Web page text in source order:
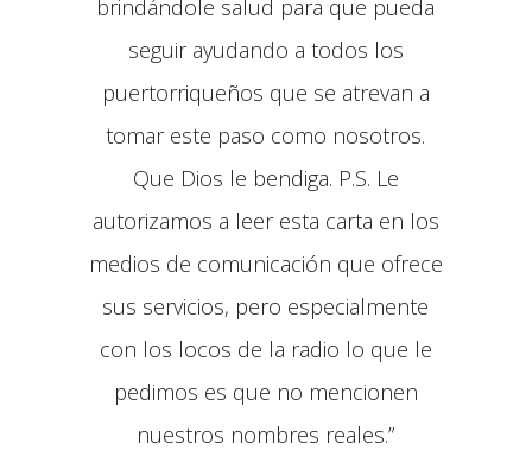
brindándole salud para que pueda
seguir ayudando a todos los
puertorriqueños que se atrevan a
tomar este paso como nosotros.
Que Dios le bendiga. P.S. Le
autorizamos a leer esta carta en los
medios de comunicación que ofrece
sus servicios, pero especialmente
con los locos de la radio lo que le
pedimos es que no mencionen
nuestros nombres reales.”